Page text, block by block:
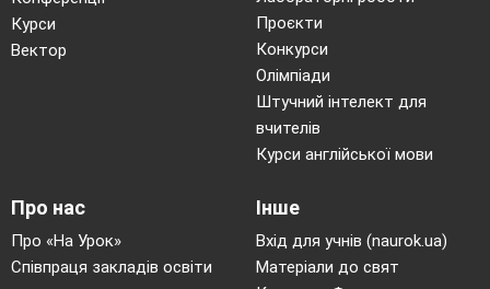
Курси
Вектор
Проєкти
Конкурси
Олімпіади
Штучний інтелект для
вчителів
Курси англійської мови
Про нас
Про «На Урок»
Співпраця закладів освіти
Інше
Вхід для учнів (naurok.ua)
Матеріали до свят